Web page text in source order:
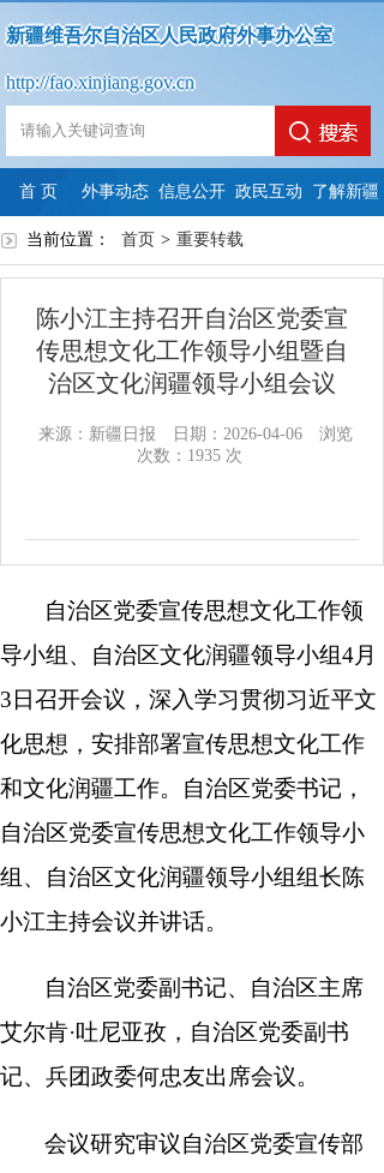
新疆维吾尔自治区人民政府外事办公室
http://fao.xinjiang.gov.cn
首 页 外事动态 信息公开
政
信
息
公
政
信
息
公
法
主
动
公
依
请
公
开
政
信
息
公
府
网
站
表
政民互动 了解新疆
当前位置： 首页 > 重要转载
陈小江主持召开自治区党委宣
传思想文化工作领导小组暨自
治区文化润疆领导小组会议
来源：新疆日报 日期：2026-04-06
浏览
次数： 1935次
自治区党委宣传思想文化工作领
导小组、自治区文化润疆领导小组4月
3日召开会议，深入学习贯彻习近平文
化思想，安排部署宣传思想文化工作
和文化润疆工作。自治区党委书记，
自治区党委宣传思想文化工作领导小
组、自治区文化润疆领导小组组长陈
小江主持会议并讲话。
自治区党委副书记、自治区主席
艾尔肯·吐尼亚孜，自治区党委副书
记、兵团政委何忠友出席会议。
会议研究审议自治区党委宣传部